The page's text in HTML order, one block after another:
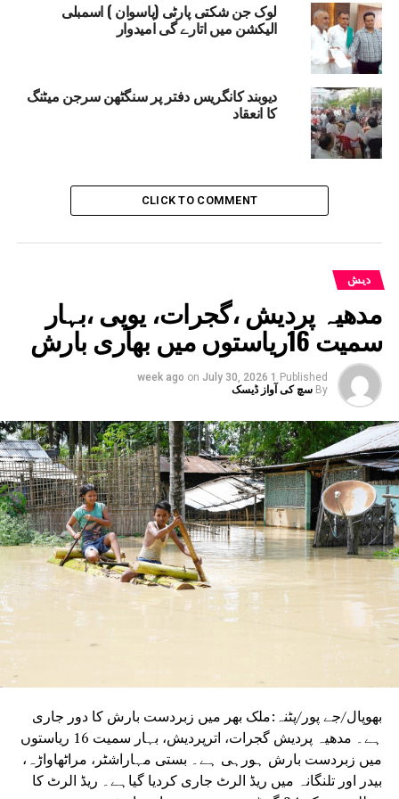
ایران کااسرائیل پر 100 ڈرونز سے جوابی حملہلوک جن شکتی پارٹی (پاسوان ) اسمبلی
الیکشن میں اتارے گی امیدوار
دیوبند کانگریس دفتر پر سنگٹھن سرجن میٹنگ
کا انعقاد
CLICK TO COMMENT
دیش
مدھیہ پردیش ،گجرات، یوپی ،بہار
سمیت 16ریاستوں میں بھاری بارش
Published
1 week ago
on July 30, 2026
By سچ کی آواز ڈیسک
بھوپال/جے پور/پٹنہ:ملک بھر میں زبردست بارش کا دور جاری
ہے۔ مدھیہ پردیش گجرات، اترپردیش، بہار سمیت 16 ریاستوں
میں زبردست بارش ہورہی ہے۔ بستی مہاراشٹر، مراٹھاواڑہ،
بیدر اور تلنگانہ میں ریڈ الرٹ جاری کردیا گیاہے۔ ریڈ الرٹ کا